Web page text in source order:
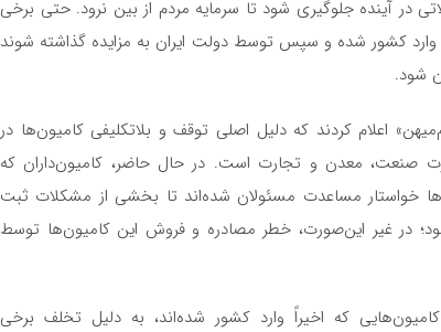
در آینده جلوگیری شود تا سرمایه مردم از بین نرود. حتی برخی
وارد کشور شده و سپس توسط دولت ایران به مزایده گذاشته شوند
شود.
اعلام کردند که دلیل اصلی توقف و بلاتکلیفی کامیون‌ها در
صنعت، معدن و تجارت است. در حال حاضر، کامیون‌داران که
خواستار مساعدت مسئولان شده‌اند تا بخشی از مشکلات ثبت
در غیر این‌صورت، خطر مصادره و فروش این کامیون‌ها توسط
که اخیراً وارد کشور شده‌اند، به دلیل تخلف برخی